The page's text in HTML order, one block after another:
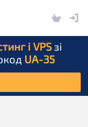
і VPS зі
UA-35